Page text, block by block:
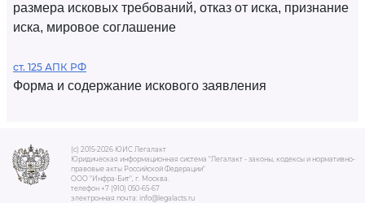
размера исковых требований, отказ от иска, признание
иска, мировое соглашение
ст. 125 АПК РФ
Форма и содержание искового заявления
(c) 2015-2026 ЮИС Легалакт
Юридическая информационная система "Легалакт - законы, кодексы и нормативно-
правовые акты Российской Федерации"
ООО "Инфра-Бит", г. Москва.
телефон +7 (910) 050-65-67
электронная почта: info@legalacts.ru